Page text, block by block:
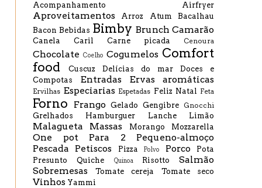
Acompanhamento Airfryer
Aproveitamentos Arroz Atum
Bacalhau
Bacon Bebidas Bimby Brunch Camarão
Canela Caril Carne picada Cenoura
Chocolate Coelho Cogumelos Comfort
food
Cuscuz Delícias do mar
Doces e
Compotas
Entradas Ervas aromáticas
Ervilhas Especiarias Espetadas Feliz Natal Feta
Forno Frango Gelado Gengibre Gnocchi
Grelhados Hamburguer Lanche Limão
Malagueta Massas Morango Mozzarella
One pot Para 2
Pequeno-almoço
Pescada
Petiscos Pizza Polvo Porco
Pota
Presunto
Quiche Quinoa Risotto
Salmão
Sobremesas
Tomate cereja Tomate seco
Vinhos Yammi